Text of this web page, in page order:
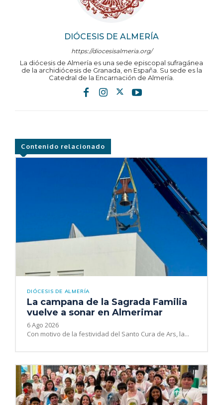
DIÓCESIS DE ALMERÍA
https://diocesisalmeria.org/
La diócesis de Almería es una sede episcopal sufragánea
de la archidiócesis de Granada, en España. Su sede es la
Catedral de la Encarnación de Almería.
Contenido relacionado
DIÓCESIS DE ALMERÍA
La campana de la Sagrada Familia
vuelve a sonar en Almerimar
6 Ago 2026
Con motivo de la festividad del Santo Cura de Ars, la...